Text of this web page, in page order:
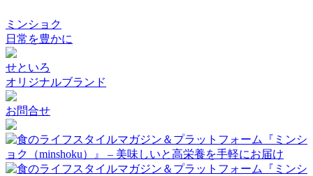
ミンショク
日常を豊かに
せといろ
オリジナルブランド
お問合せ